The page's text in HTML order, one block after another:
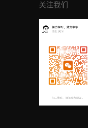
关注我们